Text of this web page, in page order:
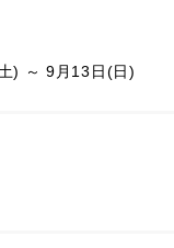
) ～ 9月13日(日)